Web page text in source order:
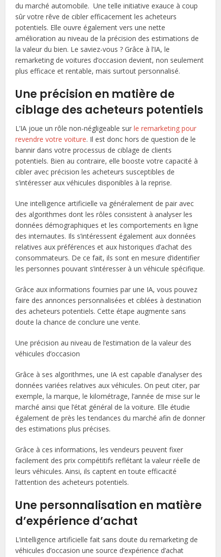
du marché automobile. Une telle initiative exauce à coup
sûr votre rêve de cibler efficacement les acheteurs
potentiels. Elle ouvre également vers une nette
amélioration au niveau de la précision des estimations de
la valeur du bien. Le saviez-vous ? Grâce à l’IA, le
remarketing de voitures d’occasion devient, non seulement
plus efficace et rentable, mais surtout personnalisé.
Une précision en matière de
ciblage des acheteurs potentiels
L’IA joue un rôle non-négligeable surle remarketing pour
revendre votre voiture. Il est donc hors de question de le
bannir dans votre processus de ciblage de clients
potentiels. Bien au contraire, elle booste votre capacité à
cibler avec précision les acheteurs susceptibles de
s’intéresser aux véhicules disponibles à la reprise.
Une intelligence artificielle va généralement de pair avec
des algorithmes dont les rôles consistent à analyser les
données démographiques et les comportements en ligne
des internautes. Ils s’intéressent également aux données
relatives aux préférences et aux historiques d’achat des
consommateurs. De ce fait, ils sont en mesure d’identifier
les personnes pouvant s’intéresser à un véhicule spécifique.
Grâce aux informations fournies par une IA, vous pouvez
faire des annonces personnalisées et ciblées à destination
des acheteurs potentiels. Cette étape augmente sans
doute la chance de conclure une vente.
Une précision au niveau de l’estimation de la valeur des
véhicules d’occasion
Grâce à ses algorithmes, une IA est capable d’analyser des
données variées relatives aux véhicules. On peut citer, par
exemple, la marque, le kilométrage, l’année de mise sur le
marché ainsi que l’état général de la voiture. Elle étudie
également de près les tendances du marché afin de donner
des estimations plus précises.
Grâce à ces informations, les vendeurs peuvent fixer
facilement des prix compétitifs reflétant la valeur réelle de
leurs véhicules. Ainsi, ils captent en toute efficacité
l’attention des acheteurs potentiels.
Une personnalisation en matière
d’expérience d’achat
L’intelligence artificielle fait sans doute du remarketing de
véhicules d’occasion une source d’expérience d’achat